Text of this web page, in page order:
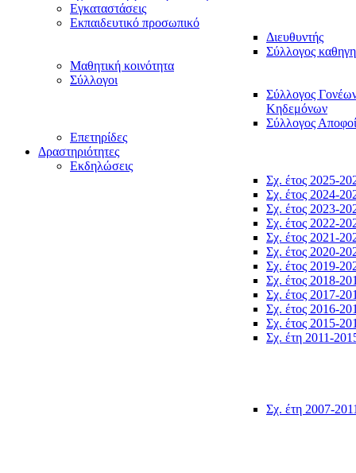
Εγκαταστάσεις
Εκπαιδευτικό προσωπικό
Διευθυντής
Σύλλογος
Μαθητική κοινότητα
Σύλλογοι
Σύλλογος
Κηδεμόνων
Σύλλογος
Επετηρίδες
Δραστηριότητες
Εκδηλώσεις
Σχ. έτος 2025-
Σχ. έτος 2024-
Σχ. έτος 2023-
Σχ. έτος 2022-
Σχ. έτος 2021-
Σχ. έτος 2020-
Σχ. έτος 2019-
Σχ. έτος 2018-
Σχ. έτος 2017-
Σχ. έτος 2016-
Σχ. έτος 2015-
Σχ. έτη 2011-
Σχ. έτη 2007-